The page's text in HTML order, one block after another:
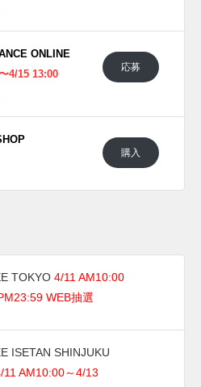
たな情報が入り次第、スニーカ
ONLINE
4/15 13:00
応募
購入
TOKYO 4/11 AM10:00
WEB抽選
ISETAN SHINJUKU
11 AM10:00～4/13